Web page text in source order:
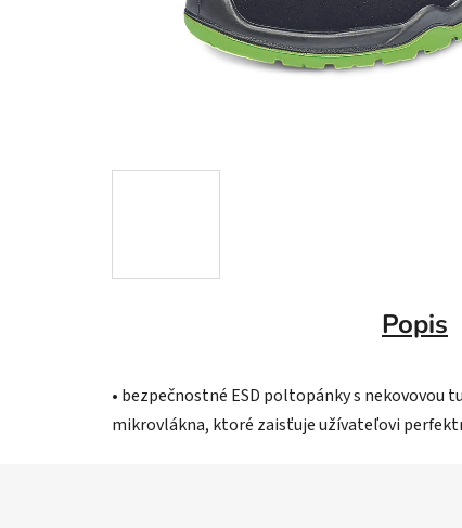
Popis
• bezpečnostné ESD poltopánky s
mikrovlákna, ktoré zaisťuje užívateľovi